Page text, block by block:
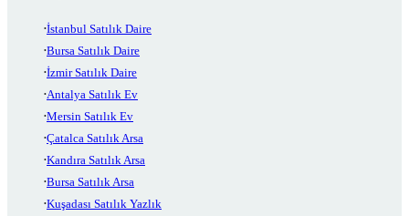
İstanbul Satılık Daire
Bursa Satılık Daire
İzmir Satılık Daire
Antalya Satılık Ev
Mersin Satılık Ev
Çatalca Satılık Arsa
Kandıra Satılık Arsa
Bursa Satılık Arsa
Kuşadası Satılık Yazlık